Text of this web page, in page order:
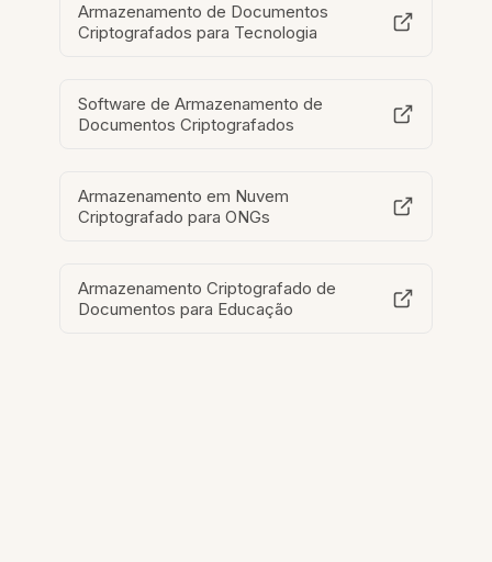
Armazenamento de Documentos
Criptografados para Tecnologia
Software de Armazenamento de
Documentos Criptografados
Armazenamento em Nuvem
Criptografado para ONGs
Armazenamento Criptografado de
Documentos para Educação